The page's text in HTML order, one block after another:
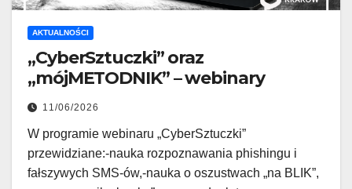
AKTUALNOŚCI
„CyberSztuczki” oraz
„mójMETODNIK” – webinary
11/06/2026
W programie webinaru „CyberSztuczki”
przewidziane:-nauka rozpoznawania phishingu i
fałszywych SMS-ów,-nauka o oszustwach „na BLIK”,